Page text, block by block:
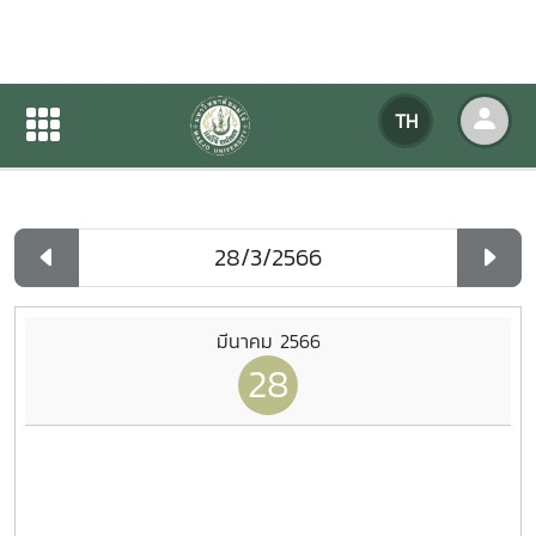
TH
ปฏิทินกิจกรรมของหน่วยงาน
ปฏิทินกิจกรรมของหน่วยงาน
มีนาคม 2566
28